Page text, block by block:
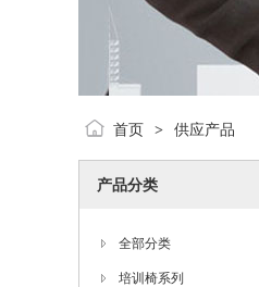
首页 > 供应产品
产品分类
全部分类
培训椅系列